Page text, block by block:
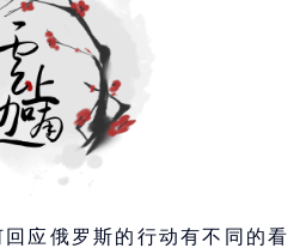
应俄罗斯的行动有不同的看